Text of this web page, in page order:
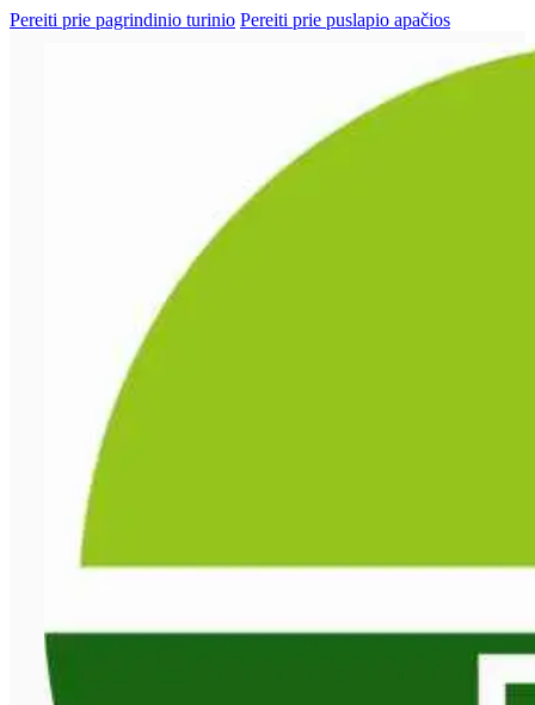
Pereiti prie pagrindinio turinio Pereiti prie puslapio apačios